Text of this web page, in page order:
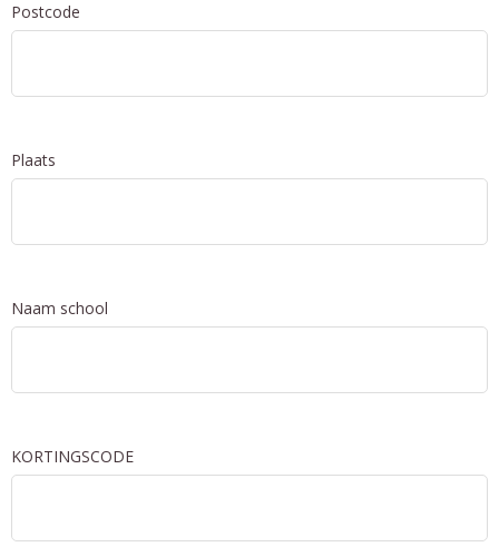
Postcode
Plaats
Naam school
KORTINGSCODE